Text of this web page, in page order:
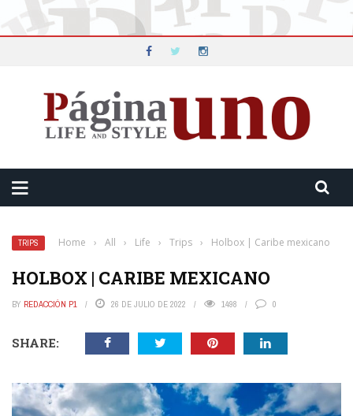
TRIPS Home › All › Life › Trips › Holbox | Caribe mexicano
HOLBOX | CARIBE MEXICANO
BY REDACCIÓN P1 26 DE JULIO DE 2022 1498 0
SHARE: